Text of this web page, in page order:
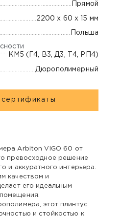
Прямой
2200 х 60 х 15 мм
Польша
КМ5 (Г4, В3, Д3, Т4, РП4)
Дюрополимерный
сертификаты
Arbiton VIGO 60 от
превосходное решение
и аккуратного интерьера.
качеством и
его идеальным
этот плинтус
и стойкостью к